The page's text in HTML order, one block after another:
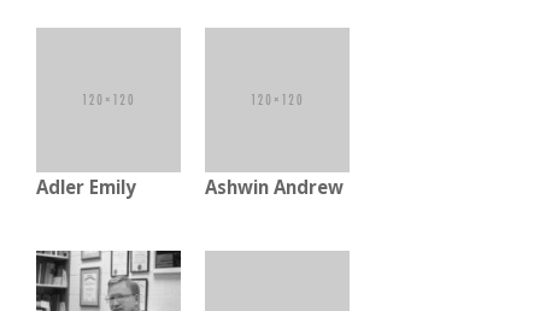
Adler Emily Ashwin Andrew